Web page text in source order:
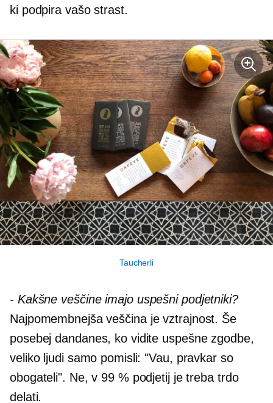
ki podpira vašo strast.
Taucherli
-Kakšne veščine imajo uspešni podjetniki?
Najpomembnejša veščina je vztrajnost. Še
posebej dandanes, ko vidite uspešne zgodbe,
veliko ljudi samo pomisli: "Vau, pravkar so
obogateli". Ne, v 99 % podjetij je treba trdo
delati.